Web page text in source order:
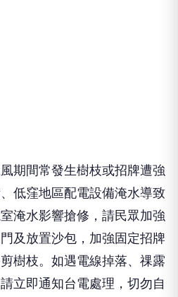
期間常發生樹枝或招牌遭強
低窪地區配電設備淹水導致
淹水影響搶修，請民眾加強
及放置沙包，加強固定招牌
樹枝。如遇電線掉落、祼露
立即通知台電處理，切勿自